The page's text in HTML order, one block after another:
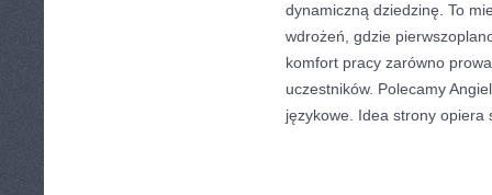
dynamiczną dziedzinę. To
wdrożeń, gdzie
komfort pracy zarówno
uczestników. Polecamy
językowe. Idea strony opiera